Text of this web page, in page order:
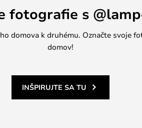
fotografie s
domova k druhému. Označte svoje
domov!
INŠPIRUJTE SA TU